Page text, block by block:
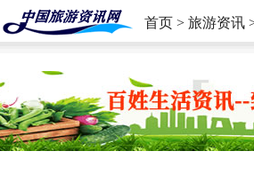
首页 > 旅游资讯